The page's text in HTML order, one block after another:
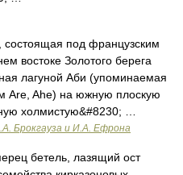
состоящая под французским
востоке Золотого берега
лагуной Аби (упоминаемая
Are, Ahe) на южную плоскую
холмистую&#8230; …
Брокгауза и И.А. Ефрона
бетель, лазящий ост